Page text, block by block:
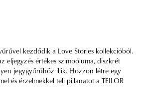
kezdődik a Love Stories kollekcióból.
eljegyzés értékes szimbóluma, diszkrét
jegygyűrűhöz illik. Hozzon létre egy
és érzelmekkel teli pillanatot a TEILOR